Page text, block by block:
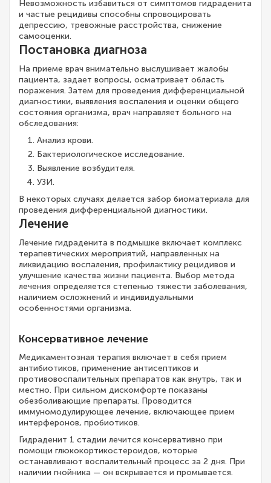
Невозможность избавиться от симптомов гидраденита
и частые рецидивы способны спровоцировать
депрессию, тревожные расстройства, снижение
самооценки.
Постановка диагноза
На приеме врач внимательно выслушивает жалобы
пациента, задает вопросы, осматривает область
поражения. Затем для проведения дифференциальной
диагностики, выявления воспаления и оценки общего
состояния организма, врач направляет больного на
обследования:
Анализ крови.
Бактериологическое исследование.
Выявление возбудителя.
УЗИ.
В некоторых случаях делается забор биоматериала для
проведения дифференциальной диагностики.
Лечение
Лечение гидраденита в подмышке включает комплекс
терапевтических мероприятий, направленных на
ликвидацию воспаления, профилактику рецидивов и
улучшение качества жизни пациента. Выбор метода
лечения определяется степенью тяжести заболевания,
наличием осложнений и индивидуальными
особенностями организма.
Консервативное лечение
Медикаментозная терапия включает в себя прием
антибиотиков, применение антисептиков и
противовоспалительных препаратов как внутрь, так и
местно. При сильном дискомфорте показаны
обезболивающие препараты. Проводится
иммуномодулирующее лечение, включающее прием
интерферонов, пробиотиков.
Гидраденит 1 стадии лечится консервативно при
помощи глюкокортикостероидов, которые
останавливают воспалительный процесс за 2 дня. При
наличии гнойника — он вскрывается и промывается.